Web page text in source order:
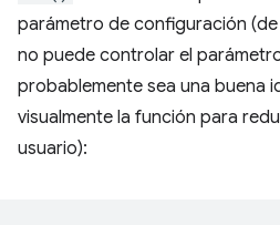
parámetro de configuración
no puede controlar el
probablemente sea una buena
visualmente la función para
usuario):